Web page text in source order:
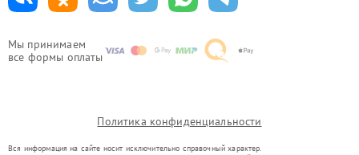
Мы принимаем
все формы оплаты
Политика конфиденциальности
Вся информация на сайте носит исключительно справочный характер.